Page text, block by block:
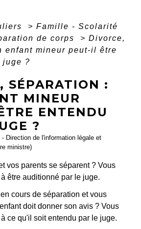
> Famille - Scolarité
de corps > Divorce,
enfant mineur peut-il être
juge ?
SÉPARATION :
MINEUR
ENTENDU
?
Direction de l'information légale et
ministre)
vos parents se séparent ? Vous
être auditionné par le juge.
cours de séparation et vous
doit donner son avis ? Vous
ce qu'il soit entendu par le juge.